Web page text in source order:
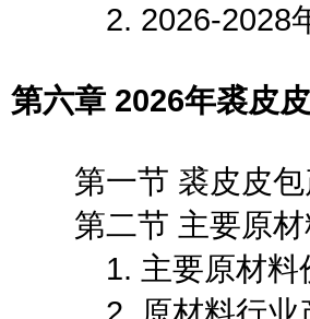
2. 2026-2028年
第六章 2026年裘皮
第一节 裘皮皮包
第二节 主要原材
1. 主要原材料价